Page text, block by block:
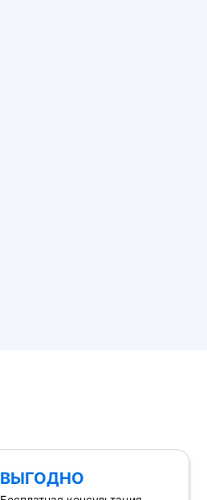
ВЫГОДНО